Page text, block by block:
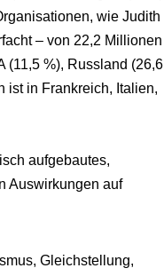
wie Judith
– von 22,2 Millionen
(11,5 %), Russland (26,6
ist in Frankreich, Italien,
aufgebautes,
Auswirkungen auf
Gleichstellung,